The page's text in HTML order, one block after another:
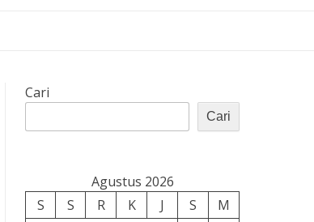
Cari
Cari
Agustus 2026
S
S R K J S
M